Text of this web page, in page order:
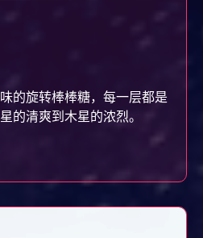
的旋转棒棒糖，每一层都是
的清爽到木星的浓烈。